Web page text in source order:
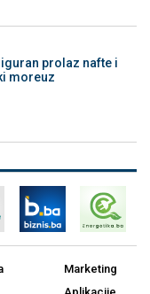
prolaz nafte i
moreuz
Marketing